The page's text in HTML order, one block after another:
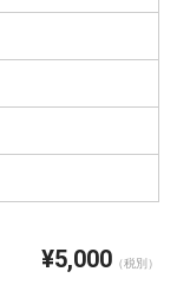
¥5,000 （税別）